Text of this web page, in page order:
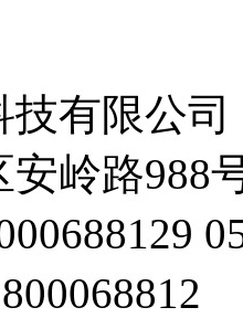
有限公司
安岭路988